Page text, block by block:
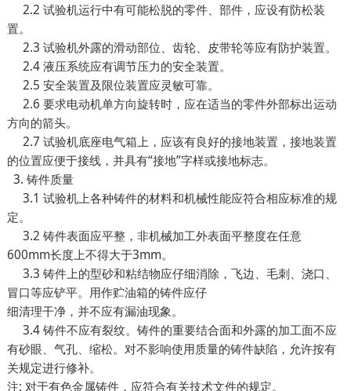
2.2 试验机运行中有可能松脱的零件、部件，应设有防松装
置。
2.3 试验机外露的滑动部位、齿轮、皮带轮等应有防护装置。
2.4 液压系统应有调节压力的安全装置。
2.5 安全装置及限位装置应灵敏可靠。
2.6 要求电动机单方向旋转时，应在适当的零件外部标出运动
方向的箭头。
2.7 试验机底座电气箱上，应该有良好的接地装置，接地装置
的位置应便于接线，并具有“接地”字样或接地标志。
3. 铸件质量
3.1 试验机上各种铸件的材料和机械性能应符合相应标准的规
定。
3.2 铸件表面应平整，非机械加工外表面平整度在任意
600mm长度上不得大于3mm。
3.3 铸件上的型砂和粘结物应仔细消除，飞边、毛刺、浇口、
冒口等应铲平。用作贮油箱的铸件应仔
细清理干净，并不应有漏油现象。
3.4 铸件不应有裂纹。铸件的重要结合面和外露的加工面不应
有砂眼、气孔、缩松。对不影响使用质量的铸件缺陷，允许按有
关规定进行修补。
注: 对于有色金属铸件，应符合有关技术文件的规定。